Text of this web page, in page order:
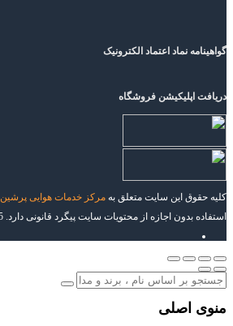
گواهینامه نماد اعتماد الکترونیک
دریافت اپلیکیشن فروشگاه
کلیه حقوق این سایت متعلق به مرکز خدمات هوایی پرشین
استفاده بدون اجازه از محتویات سایت پیگرد قانونی دارد. CopyRight © 2007-2025
منوی اصلی